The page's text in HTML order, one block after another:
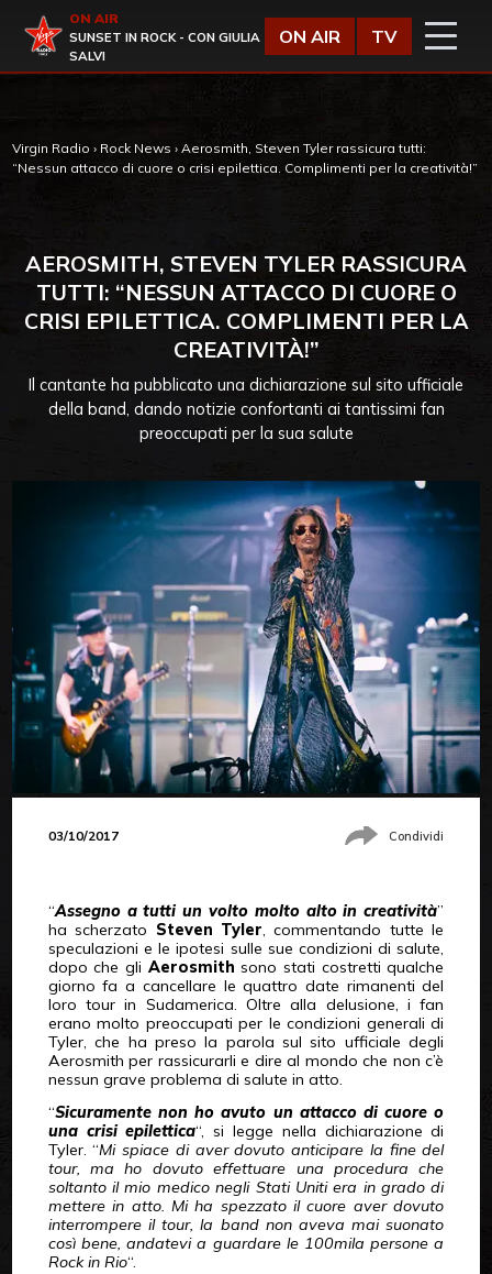
Virgin Radio
ON AIR
SUNSET IN ROCK - CON GIULIA
SALVI
ON AIR TV
Virgin Radio › Rock News › Aerosmith, Steven Tyler rassicura tutti:
“Nessun attacco di cuore o crisi epilettica. Complimenti per la creatività!”
AEROSMITH, STEVEN TYLER RASSICURA
TUTTI: “NESSUN ATTACCO DI CUORE O
CRISI EPILETTICA. COMPLIMENTI PER LA
CREATIVITÀ!”
Il cantante ha pubblicato una dichiarazione sul sito ufficiale
della band, dando notizie confortanti ai tantissimi fan
preoccupati per la sua salute
03/10/2017 Condividi
“Assegno a tutti un volto molto alto in creatività”
ha scherzato Steven Tyler, commentando tutte le
speculazioni e le ipotesi sulle sue condizioni di salute,
dopo che gli Aerosmith sono stati costretti qualche
giorno fa a cancellare le quattro date rimanenti del
loro tour in Sudamerica. Oltre alla delusione, i fan
erano molto preoccupati per le condizioni generali di
Tyler, che ha preso la parola sul sito ufficiale degli
Aerosmith per rassicurarli e dire al mondo che non c’è
nessun grave problema di salute in atto.
“Sicuramente non ho avuto un attacco di cuore o
una crisi epilettica“, si legge nella dichiarazione di
Tyler. “Mi spiace di aver dovuto anticipare la fine del
tour, ma ho dovuto effettuare una procedura che
soltanto il mio medico negli Stati Uniti era in grado di
mettere in atto. Mi ha spezzato il cuore aver dovuto
interrompere il tour, la band non aveva mai suonato
così bene, andatevi a guardare le 100mila persone a
Rock in Rio“.